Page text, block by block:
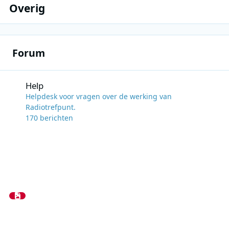
Overig
Forum
Help
Helpdesk voor vragen over de werking van
Radiotrefpunt.
170 berichten